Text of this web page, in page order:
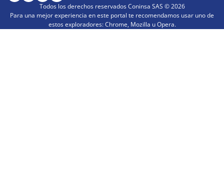
Todos los derechos reservados Coninsa SAS ©2026
Para una mejor experiencia en este portal te recomendamos usar uno de
estos exploradores: Chrome, Mozilla u Opera.